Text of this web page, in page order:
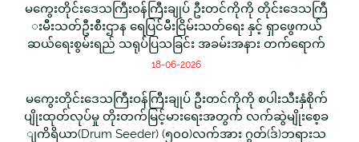
မကွေးတိုင်းဒေသကြီးဝန်ကြီးချုပ် ဦးတင်ကိုကို တိုင်းဒေသကြီ
းမီးသတ်ဦးစီးဌာန ရေပြင်မီးငြိမ်းသတ်ရေး နှင့် ရှာဖွေကယ်
ဆယ်ရေးစွမ်းရည် သရုပ်ပြသခြင်း အခမ်းအနား တက်ရောက်
18-06-2026
မကွေးတိုင်းဒေသကြီးဝန်ကြီးချုပ် ဦးတင်ကိုကို စပါးသီးနှံစိုက်
ပျိုးထုတ်လုပ်မှု တိုးတက်မြင့်မားရေးအတွက် လက်ဆွဲမျိုးစေ့ခ
ျကိရိယာ(Drum Seeder) (၅၀၀)လက်အား ဂွတ်(ဒ်)ဘရားသ